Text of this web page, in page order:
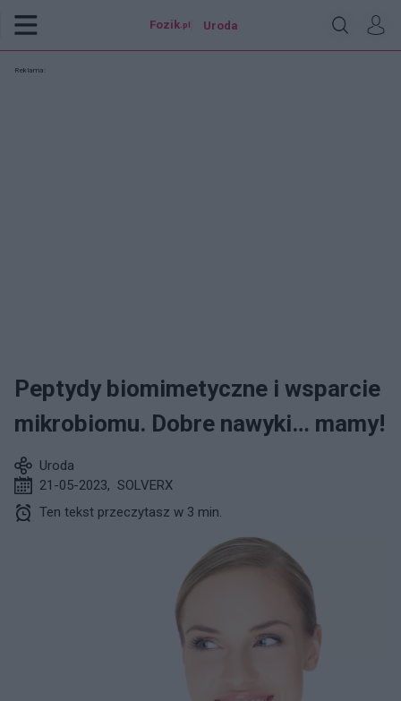
Fozik.pl Uroda
Reklama:
Peptydy biomimetyczne i wsparcie
mikrobiomu. Dobre nawyki… mamy!
Uroda
21-05-2023, SOLVERX
Ten tekst przeczytasz w 3 min.